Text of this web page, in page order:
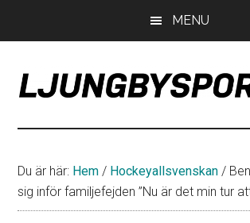
primära
sidofältet
MENU
om
Troja
Ljungby
Du är här: Hem / Hockeyallsvenskan /
sig inför familjefejden ”Nu är det min tur